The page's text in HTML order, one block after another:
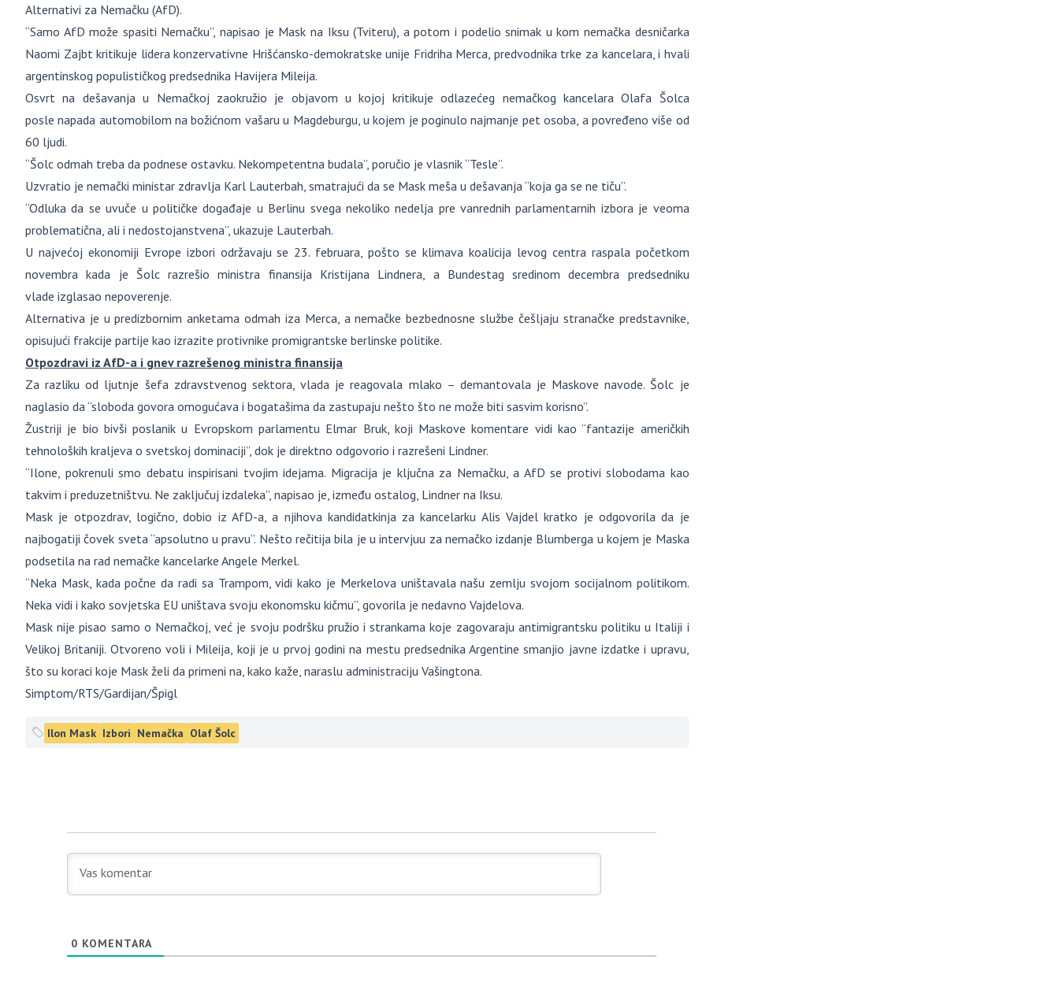
Alternativi za Nemačku (AfD).
“Samo AfD može spasiti Nemačku”, napisao je Mask na Iksu (Tviteru), a potom i podelio snimak u kom nemačka desničarka
Naomi Zajbt kritikuje lidera konzervativne Hrišćansko-demokratske unije Fridriha Merca, predvodnika trke za kancelara, i hvali
argentinskog populističkog predsednika Havijera Mileija.
Osvrt na dešavanja u Nemačkoj zaokružio je objavom u kojoj kritikuje odlazećeg nemačkog kancelara Olafa Šolca
posle napada automobilom na božićnom vašaru u Magdeburgu, u kojem je poginulo najmanje pet osoba, a povređeno više od
60 ljudi.
“Šolc odmah treba da podnese ostavku. Nekompetentna budala”, poručio je vlasnik “Tesle”.
Uzvratio je nemački ministar zdravlja Karl Lauterbah, smatrajući da se Mask meša u dešavanja “koja ga se ne tiču”.
“Odluka da se uvuče u političke događaje u Berlinu svega nekoliko nedelja pre vanrednih parlamentarnih izbora je veoma
problematična, ali i nedostojanstvena”, ukazuje Lauterbah.
U najvećoj ekonomiji Evrope izbori održavaju se 23. februara, pošto se klimava koalicija levog centra raspala početkom
novembra kada je Šolc razrešio ministra finansija Kristijana Lindnera, a Bundestag sredinom decembra predsedniku
vlade izglasao nepoverenje.
Alternativa je u predizbornim anketama odmah iza Merca, a nemačke bezbednosne službe češljaju stranačke predstavnike,
opisujući frakcije partije kao izrazite protivnike promigrantske berlinske politike.
Otpozdravi iz AfD-a i gnev razrešenog ministra finansija
Za razliku od ljutnje šefa zdravstvenog sektora, vlada je reagovala mlako – demantovala je Maskove navode. Šolc je
naglasio da “sloboda govora omogućava i bogatašima da zastupaju nešto što ne može biti sasvim korisno”.
Žustriji je bio bivši poslanik u Evropskom parlamentu Elmar Bruk, koji Maskove komentare vidi kao “fantazije američkih
tehnoloških kraljeva o svetskoj dominaciji”, dok je direktno odgovorio i razrešeni Lindner.
“Ilone, pokrenuli smo debatu inspirisani tvojim idejama. Migracija je ključna za Nemačku, a AfD se protivi slobodama kao
takvim i preduzetništvu. Ne zaključuj izdaleka”, napisao je, između ostalog, Lindner na Iksu.
Mask je otpozdrav, logično, dobio iz AfD-a, a njihova kandidatkinja za kancelarku Alis Vajdel kratko je odgovorila da je
najbogatiji čovek sveta “apsolutno u pravu”. Nešto rečitija bila je u intervjuu za nemačko izdanje Blumberga u kojem je Maska
podsetila na rad nemačke kancelarke Angele Merkel.
“Neka Mask, kada počne da radi sa Trampom, vidi kako je Merkelova uništavala našu zemlju svojom socijalnom politikom.
Neka vidi i kako sovjetska EU uništava svoju ekonomsku kičmu”, govorila je nedavno Vajdelova.
Mask nije pisao samo o Nemačkoj, već je svoju podršku pružio i strankama koje zagovaraju antimigrantsku politiku u Italiji i
Velikoj Britaniji. Otvoreno voli i Mileija, koji je u prvoj godini na mestu predsednika Argentine smanjio javne izdatke i upravu,
što su koraci koje Mask želi da primeni na, kako kaže, naraslu administraciju Vašingtona.
Simptom/RTS/Gardijan/Špigl
Ilon Mask Izbori Nemačka Olaf Šolc
0 KOMENTARA